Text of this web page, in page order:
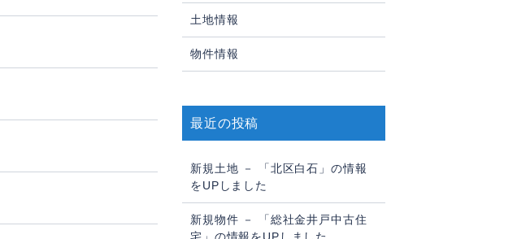
土地情報
物件情報
最近の投稿
新規土地 － 「北区白石」の情報
をUPしました
新規物件 － 「総社金井戸中古住